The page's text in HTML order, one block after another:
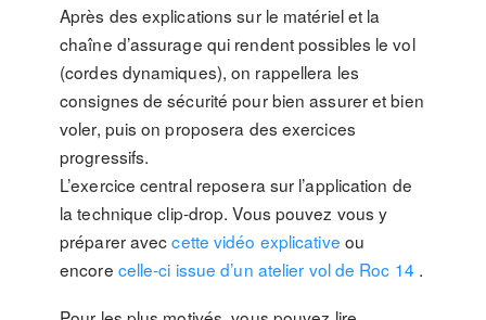
Après des explications sur le matériel et la
chaîne d’assurage qui rendent possibles le vol
(cordes dynamiques), on rappellera les
consignes de sécurité pour bien assurer et bien
voler, puis on proposera des exercices
progressifs.
L’exercice central reposera sur l’application de
la technique clip-drop. Vous pouvez vous y
préparer aveccette vidéo explicative ou
encore celle-ci issue d’un atelier vol de Roc 14 .